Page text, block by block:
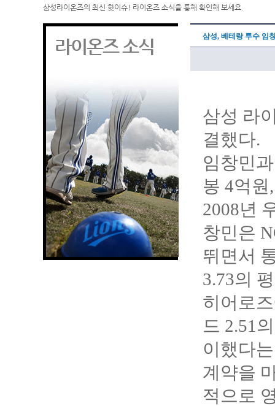
삼성라이온즈의 최신 핫이슈! 라이온즈 소식을 통해 확인해 보세요.
라이온즈 소식 삼성, 베테랑 투수 임
삼성 라
결했다.
임창민
봉 4억
2008년
창민은
뛰면서
3.73의
히어로
드 2.51
이했다
계약을
적으로